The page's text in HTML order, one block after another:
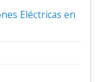
Eléctricas en